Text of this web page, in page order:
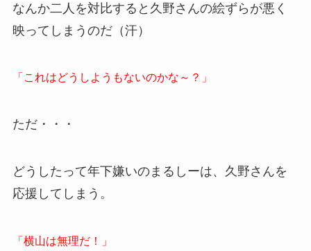
なんか二人を対比すると久野さんの絵ずらが悪く
映ってしまうのだ（汗）
「これはどうしようもないのかな～？」
ただ・・・
どうしたって年下嫌いのまるしーは、久野さんを
応援してしまう。
「横山は無理だ！」